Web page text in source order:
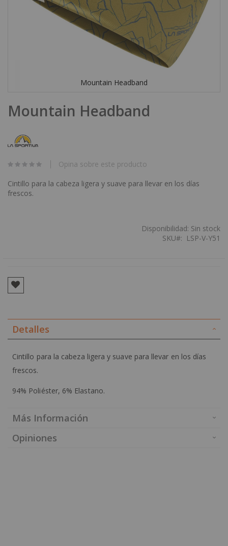
Mountain Headband
to
the
the
gallery
Mountain Headband
Opina sobre este producto
Cintillo para la cabeza ligera y suave para llevar en los días
frescos.
Disponibilidad: Sin stock
SKU
LSP-V-Y51
Detalles
Cintillo para la cabeza ligera y suave para llevar en los días
frescos.
94% Poliéster, 6% Elastano.
Más Información
Opiniones